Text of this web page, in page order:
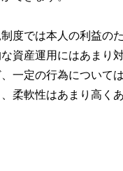
度では本人の利益の
資産運用にはあまり
一定の行為について
柔軟性はあまり高くあ